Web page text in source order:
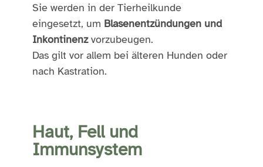
Sie werden in der Tierheilkunde
eingesetzt, um Blasenentzündungen und
Inkontinenzvorzubeugen.
Das gilt vor allem bei älteren Hunden oder
nach Kastration.
Haut, Fell und
Immunsystem